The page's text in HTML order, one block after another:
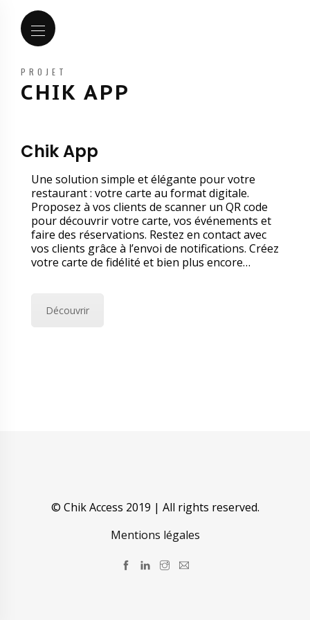
PROJET
CHIK APP
Chik App
Une solution simple et élégante pour votre
restaurant : votre carte au format digitale.
Proposez à vos clients de scanner un QR code
pour découvrir votre carte, vos événements et
faire des réservations. Restez en contact avec
vos clients grâce à l’envoi de notifications. Créez
votre carte de fidélité et bien plus encore…
Découvrir
© Chik Access 2019 | All rights reserved.
Mentions légales